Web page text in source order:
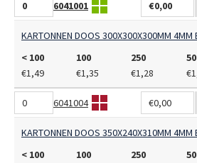
6041001 €0,00
KARTONNEN DOOS 300X300X300MM 4MM
< 100
100 250
€1,49
€1,35 €1,28
6041004 €0,00
KARTONNEN DOOS 350X240X310MM 4MM
< 100
100 250